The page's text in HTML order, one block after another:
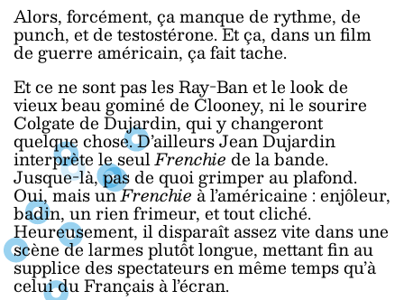
Alors, forcément, ça manque de rythme, de
punch, et de testostérone. Et ça, dans un film
de guerre américain, ça fait tache.
Et ce ne sont pas les Ray-Ban et le look de
vieux beau gominé de Clooney, ni le sourire
Colgate de Dujardin, qui y changeront
quelque chose. D’ailleurs Jean Dujardin
interprète le seulFrenchie de la bande.
Jusque-là, pas de quoi grimper au plafond.
Oui, mais unFrenchie à l’américaine : enjôleur,
badin, un rien frimeur, et tout cliché.
Heureusement, il disparaît assez vite dans une
scène de larmes plutôt longue, mettant fin au
supplice des spectateurs en même temps qu’à
celui du Français à l’écran.